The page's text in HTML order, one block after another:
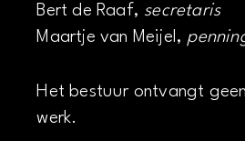
Bert de Raaf, secretaris
Maartje van Meijel,
Het bestuur ontvangt
werk.